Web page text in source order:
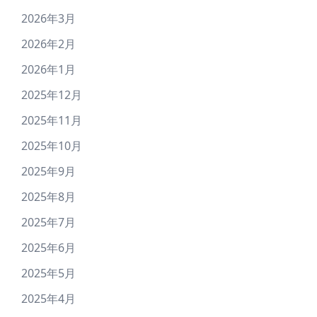
2026年3月
2026年2月
2026年1月
2025年12月
2025年11月
2025年10月
2025年9月
2025年8月
2025年7月
2025年6月
2025年5月
2025年4月